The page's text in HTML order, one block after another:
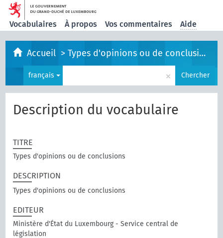
Vocabulaires À propos Vos commentaires Aide
Accueil >Types d'opinions ou de conclusions
français × Chercher
Description du vocabulaire
TITRE
Types d'opinions ou de conclusions
DESCRIPTION
Types d'opinions ou de conclusions
EDITEUR
Ministère d'État du Luxembourg - Service central de
législation